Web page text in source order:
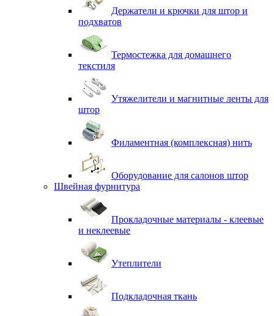
Держатели и крючки для штор и
подхватов
Термостежка для домашнего
текстиля
Утяжелители и магнитные ленты для
штор
Филаментная (комплексная) нить
Оборудование для салонов штор
Швейная фурнитура
Прокладочные материалы - клеевые
и неклеевые
Утеплители
Подкладочная ткань